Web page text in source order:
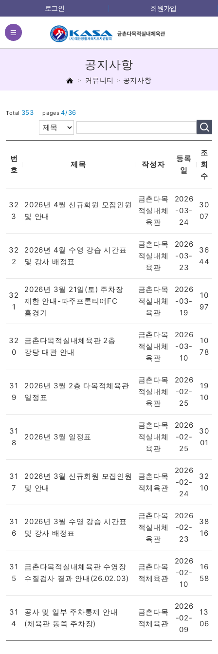
로그인 회원가입
전체메뉴
홈 커뮤니티 공지사항
공지사항
Total 353 pages 4/36
번
호
제목 작성자
등록
일
조
회
수
32
3
2026년 4월 신규회원 모집인원
및 안내
금촌다목
적실내체
육관
2026
-03-
24
30
07
32
2
2026년 4월 수영 강습 시간표
및 강사 배정표
금촌다목
적실내체
육관
2026
-03-
23
36
44
32
1
2026년 3월 21일(토) 주차장
제한 안내-파주프론티어FC
홈경기
금촌다목
적실내체
육관
2026
-03-
19
10
97
32
0
금촌다목적실내체육관 2층
강당 대관 안내
금촌다목
적실내체
육관
2026
-03-
10
10
78
31
9
2026년 3월 2층 다목적체육관
일정표
금촌다목
적실내체
육관
2026
-02-
25
19
10
31
8
2026년 3월 일정표
금촌다목
적실내체
육관
2026
-02-
25
30
01
31
7
2026년 3월 신규회원 모집인원
및 안내
금촌다목
적체육관
2026
-02-
24
32
10
31
6
2026년 3월 수영 강습 시간표
및 강사 배정표
금촌다목
적실내체
육관
2026
-02-
23
38
16
31
5
금촌다목적실내체육관 수영장
수질검사 결과 안내(26.02.03)
금촌다목
적체육관
2026
-02-
10
16
58
31
4
공사 및 일부 주차통제 안내
(체육관 동쪽 주차장)
금촌다목
적체육관
2026
-02-
09
13
06